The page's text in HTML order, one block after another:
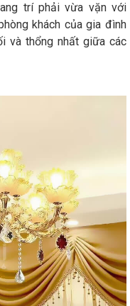
trí phải vừa vặn với
khách của gia đình
và thổng nhất giữa các